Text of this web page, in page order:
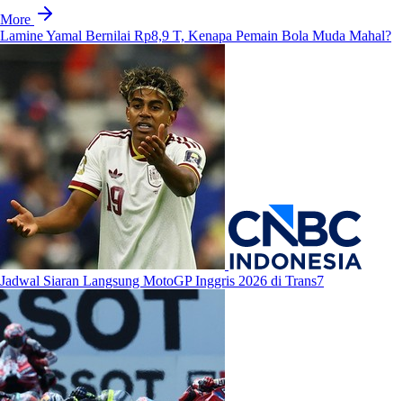
More
Lamine Yamal Bernilai Rp8,9 T, Kenapa Pemain Bola Muda Mahal?
Jadwal Siaran Langsung MotoGP Inggris 2026 di Trans7